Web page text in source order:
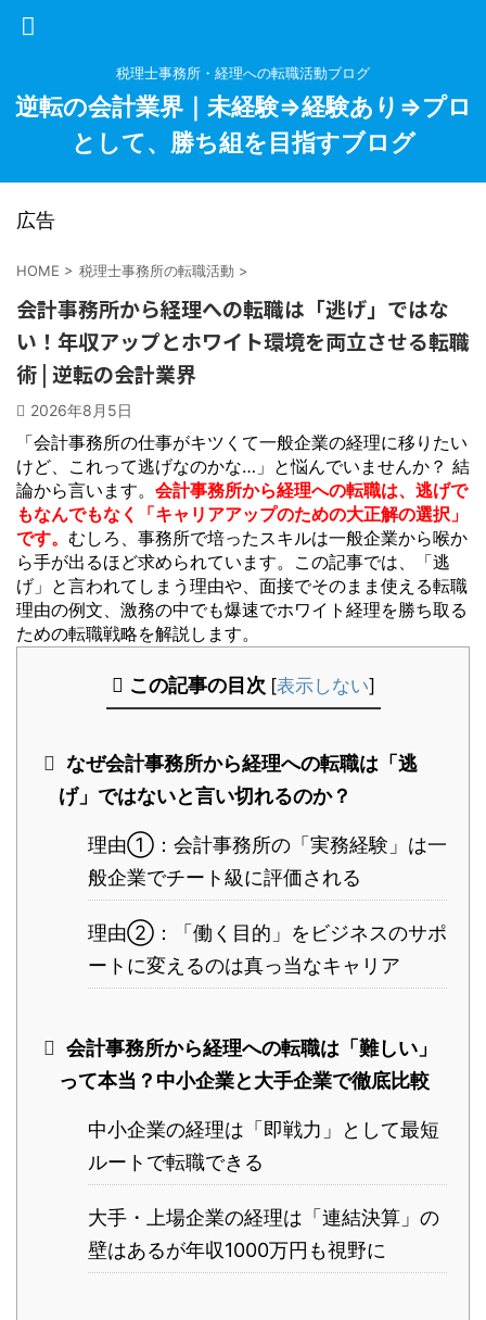
税理士事務所・経理への転職活動ブログ
逆転の会計業界｜未経験⇒経験あり⇒プロ
として、勝ち組を目指すブログ
広告
HOME > 税理士事務所の転職活動 >
会計事務所から経理への転職は「逃げ」ではな
い！年収アップとホワイト環境を両立させる転職
術 | 逆転の会計業界
2026年8月5日
「会計事務所の仕事がキツくて一般企業の経理に移りたい
けど、これって逃げなのかな…」と悩んでいませんか？ 結
論から言います。 会計事務所から経理への転職は、逃げで
もなんでもなく「キャリアアップのための大正解の選択」
です。 むしろ、事務所で培ったスキルは一般企業から喉か
ら手が出るほど求められています。この記事では、「逃
げ」と言われてしまう理由や、面接でそのまま使える転職
理由の例文、激務の中でも爆速でホワイト経理を勝ち取る
ための転職戦略を解説します。
この記事の目次 [表示しない]
なぜ会計事務所から経理への転職は「逃
げ」ではないと言い切れるのか？
理由①：会計事務所の「実務経験」は一
般企業でチート級に評価される
理由②：「働く目的」をビジネスのサポ
ートに変えるのは真っ当なキャリア
会計事務所から経理への転職は「難しい」
って本当？中小企業と大手企業で徹底比較
中小企業の経理は「即戦力」として最短
ルートで転職できる
大手・上場企業の経理は「連結決算」の
壁はあるが年収1000万円も視野に